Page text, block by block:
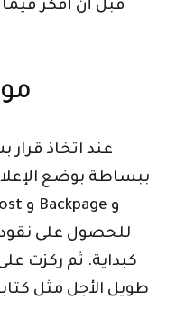
قبل أن أفكر
عند اتخاذ
ببساطة بوضع
كبداية. ثم ركزت
طويل الأجل مثل